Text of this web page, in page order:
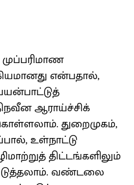
என்பதால்,
ஆராய்ச்சிக்
துறைமுகம்,
உள்நாட்டு
திட்டங்களிலும்
வண்டலை